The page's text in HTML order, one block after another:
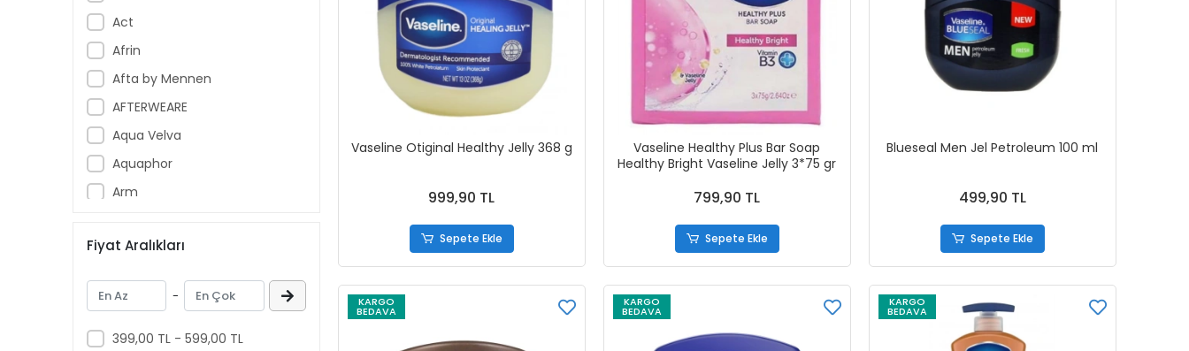
Act
Afrin
Afta by Mennen
AFTERWEARE
Aqua Velva
Aquaphor
Arm
Aspercreme
Aussie
Aveeno Baby
Ban
Fiyat Aralıkları
-
399,00 TL - 599,00 TL
Vaseline Otiginal Healthy Jelly 368 g
999,90 TL
Sepete Ekle
Vaseline Healthy Plus Bar Soap
Healthy Bright Vaseline Jelly 3*75 gr
799,90 TL
Sepete Ekle
Blueseal Men Jel Petroleum 100 ml
499,90 TL
Sepete Ekle
KARGO
BEDAVA
KARGO
BEDAVA
KARGO
BEDAVA